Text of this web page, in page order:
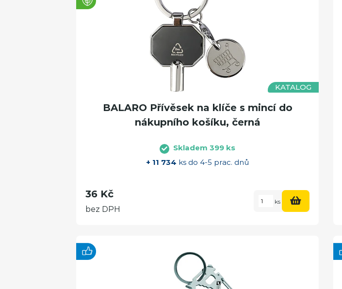
KATALOG
BALARO Přívěsek na klíče s mincí do
nákupního košíku, černá
Skladem 399 ks
+ 11 734 ks do 4-5 prac. dnů
36 Kč
bez DPH
ks